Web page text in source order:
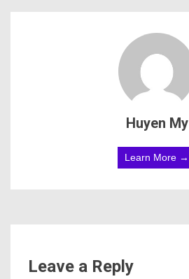
Huyen My
Learn More →
Leave a Reply